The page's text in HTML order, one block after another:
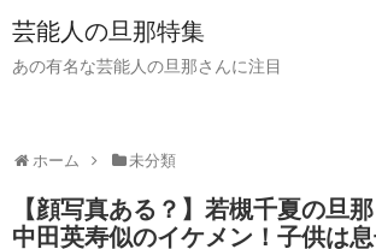
芸能人の旦那特集
あの有名な芸能人の旦那さんに注目
ホーム 未分類
【顔写真ある？】若槻千夏の旦
中田英寿似のイケメン！子供は